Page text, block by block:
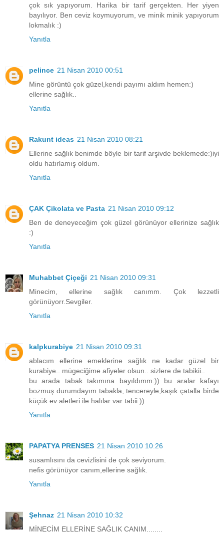
çok sık yapıyorum. Harika bir tarif gerçekten. Her yiyen
bayılıyor. Ben ceviz koymuyorum, ve minik minik yapıyorum
lokmalık :)
Yanıtla
pelince 21 Nisan 2010 00:51
Mine görüntü çok güzel,kendi payımı aldım hemen:)
ellerine sağlık..
Yanıtla
Rakunt ideas 21 Nisan 2010 08:21
Ellerine sağlık benimde böyle bir tarif arşivde beklemede:)iyi
oldu hatırlamış oldum.
Yanıtla
ÇAK Çikolata ve Pasta 21 Nisan 2010 09:12
Ben de deneyeceğim çok güzel görünüyor ellerinize sağlık
:)
Yanıtla
Muhabbet Çiçeği 21 Nisan 2010 09:31
Minecim, ellerine sağlık canımm. Çok lezzetli
görünüyorr.Sevgiler.
Yanıtla
kalpkurabiye 21 Nisan 2010 09:31
ablacım ellerine emeklerine sağlık ne kadar güzel bir
kurabiye.. mügeciğime afiyeler olsun.. sizlere de tabikii..
bu arada tabak takımına bayıldımm:)) bu aralar kafayı
bozmuş durumdayım tabakla, tencereyle,kaşık çatalla birde
küçük ev aletleri ile halılar var tabii:))
Yanıtla
PAPATYA PRENSES 21 Nisan 2010 10:26
susamlısını da cevizlisini de çok seviyorum.
nefis görünüyor canım,ellerine sağlık.
Yanıtla
Şehnaz 21 Nisan 2010 10:32
MİNECİM ELLERİNE SAĞLIK CANIM........